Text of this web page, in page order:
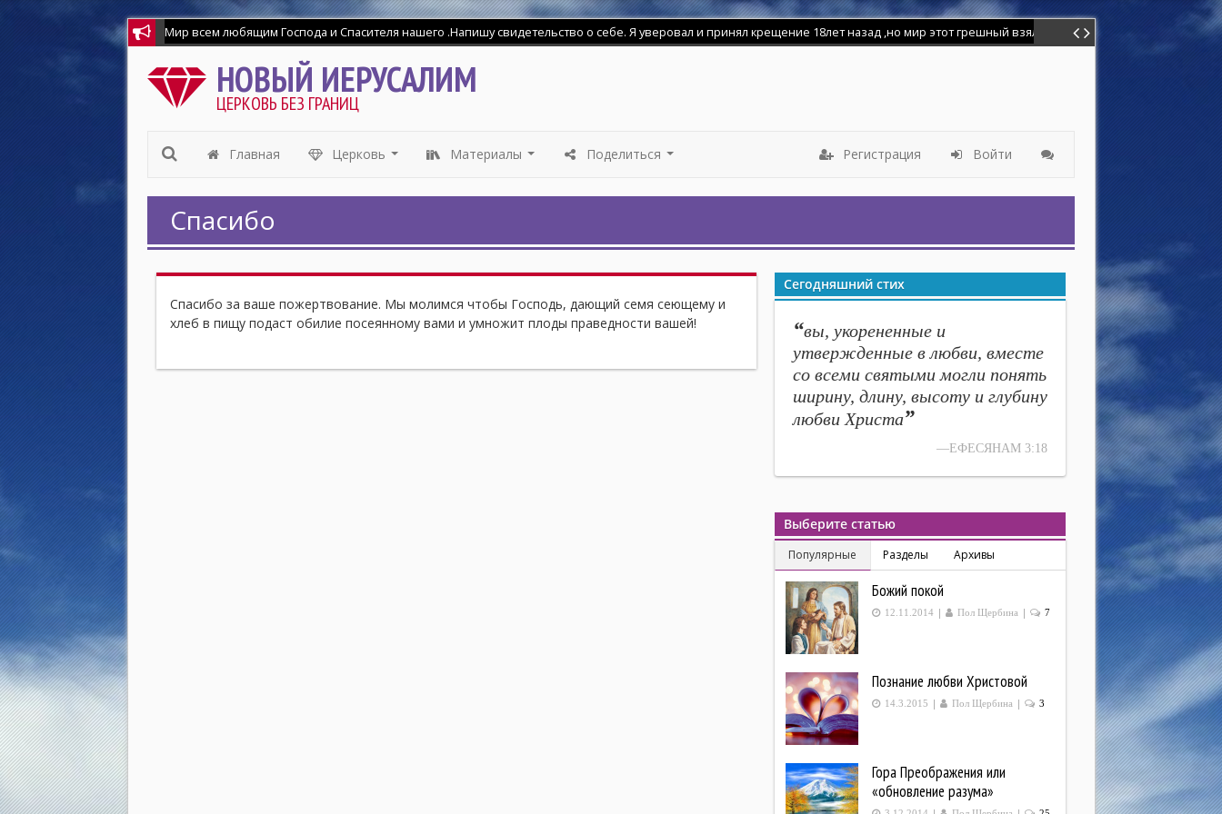
Мир всем любящим Господа и Спасителя нашего .Напишу свидетельство о себе. Я уверовал и принял крещение 18лет назад ,но мир этот грешный взял надо мной власть и я отошёл
НОВЫЙ ИЕРУСАЛИМ
ЦЕРКОВЬ БЕЗ ГРАНИЦ
Главная Церковь Материалы Поделиться Регистрация Войти
Спасибо
Спасибо за ваше пожертвование. Мы молимся чтобы Господь, дающий семя сеющему и
хлеб в пищу подаст обилие посеянному вами и умножит плоды праведности вашей!
Сегодняшний стих
“вы, укорененные и
утвержденные в любви, вместе
со всеми святыми могли понять
ширину, длину, высоту и глубину
любви Христа”
—ЕФЕСЯНАМ 3:18
Выберите статью
Популярные Разделы Архивы
Божий покой
12.11.2014 | Пол Щербина | 7
Познание любви Христовой
14.3.2015 | Пол Щербина | 3
Гора Преображения или
«обновление разума»